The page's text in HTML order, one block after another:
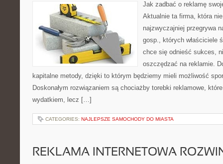
Jak zadbać o reklamę
Aktualnie ta firma, która
najzwyczajniej przegrywa
gosp., których właściciele
chce się odnieść sukces,
oszczędzać na reklamie.
kapitalne metody, dzięki to którym będziemy mieli możliwość
Doskonałym rozwiązaniem są chociażby torebki reklamowe,
wydatkiem, lecz […]
CATEGORIES: NAJLEPSZE SAMOCHODY DO MIASTA
REKLAMA INTERNETOWA